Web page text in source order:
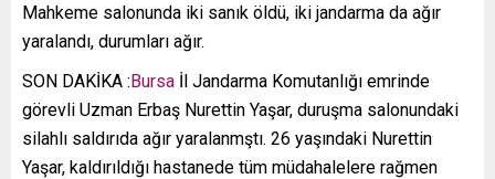
Mahkeme salonunda iki sanık öldü, iki jandarma da ağır
yaralandı, durumları ağır.
SON DAKİKA :Bursa İl Jandarma Komutanlığı emrinde
görevli Uzman Erbaş Nurettin Yaşar, duruşma salonundaki
silahlı saldırıda ağır yaralanmştı. 26 yaşındaki Nurettin
Yaşar, kaldırıldığı hastanede tüm müdahalelere rağmen